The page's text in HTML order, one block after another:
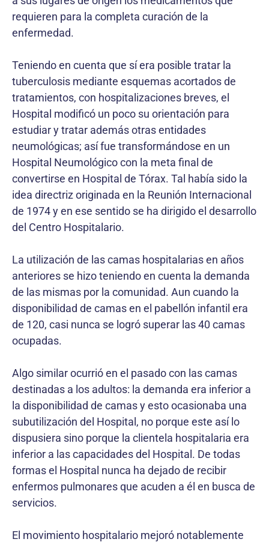
requieren para la completa curación de la
enfermedad.
Teniendo en cuenta que sí era posible tratar la
tuberculosis mediante esquemas acortados de
tratamientos, con hospitalizaciones breves, el
Hospital modificó un poco su orientación para
estudiar y tratar además otras entidades
neumológicas; así fue transformándose en un
Hospital Neumológico con la meta final de
convertirse en Hospital de Tórax. Tal había sido la
idea directriz originada en la Reunión Internacional
de 1974 y en ese sentido se ha dirigido el desarrollo
del Centro Hospitalario.
La utilización de las camas hospitalarias en años
anteriores se hizo teniendo en cuenta la demanda
de las mismas por la comunidad. Aun cuando la
disponibilidad de camas en el pabellón infantil era
de 120, casi nunca se logró superar las 40 camas
ocupadas.
Algo similar ocurrió en el pasado con las camas
destinadas a los adultos: la demanda era inferior a
la disponibilidad de camas y esto ocasionaba una
subutilización del Hospital, no porque este así lo
dispusiera sino porque la clientela hospitalaria era
inferior a las capacidades del Hospital. De todas
formas el Hospital nunca ha dejado de recibir
enfermos pulmonares que acuden a él en busca de
servicios.
El movimiento hospitalario mejoró notablemente